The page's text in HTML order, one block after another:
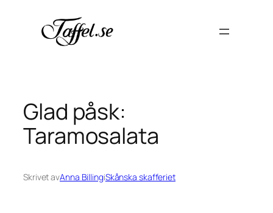
innehåll
Glad påsk:
Taramosalata
Skrivet avAnna BillingiSkånska skafferiet